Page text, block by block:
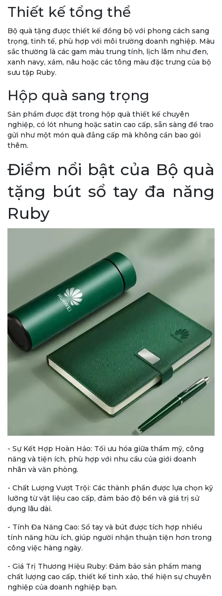
Thiết kế tổng thể
Bộ quà tặng được thiết kế đồng bộ với phong cách sang
trọng, tinh tế, phù hợp với môi trường doanh nghiệp. Màu
sắc thường là các gam màu trung tính, lịch lãm như đen,
xanh navy, xám, nâu hoặc các tông màu đặc trưng của bộ
sưu tập Ruby.
Hộp quà sang trọng
Sản phẩm được đặt trong hộp quà thiết kế chuyên
nghiệp, có lót nhung hoặc satin cao cấp, sẵn sàng để trao
gửi như một món quà đẳng cấp mà không cần bao gói
thêm.
Điểm nổi bật của Bộ quà
tặng bút sổ tay đa năng
Ruby
- Sự Kết Hợp Hoàn Hảo: Tối ưu hóa giữa thẩm mỹ, công
năng và tiện ích, phù hợp với nhu cầu của giới doanh
nhân và văn phòng.
- Chất Lượng Vượt Trội: Các thành phần được lựa chọn kỹ
lưỡng từ vật liệu cao cấp, đảm bảo độ bền và giá trị sử
dụng lâu dài.
- Tính Đa Năng Cao: Sổ tay và bút được tích hợp nhiều
tính năng hữu ích, giúp người nhận thuận tiện hơn trong
công việc hàng ngày.
- Giá Trị Thương Hiệu Ruby: Đảm bảo sản phẩm mang
chất lượng cao cấp, thiết kế tinh xảo, thể hiện sự chuyên
nghiệp của doanh nghiệp bạn.